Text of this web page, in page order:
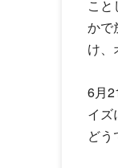
こ
かで
け、
6月
イズ
どう